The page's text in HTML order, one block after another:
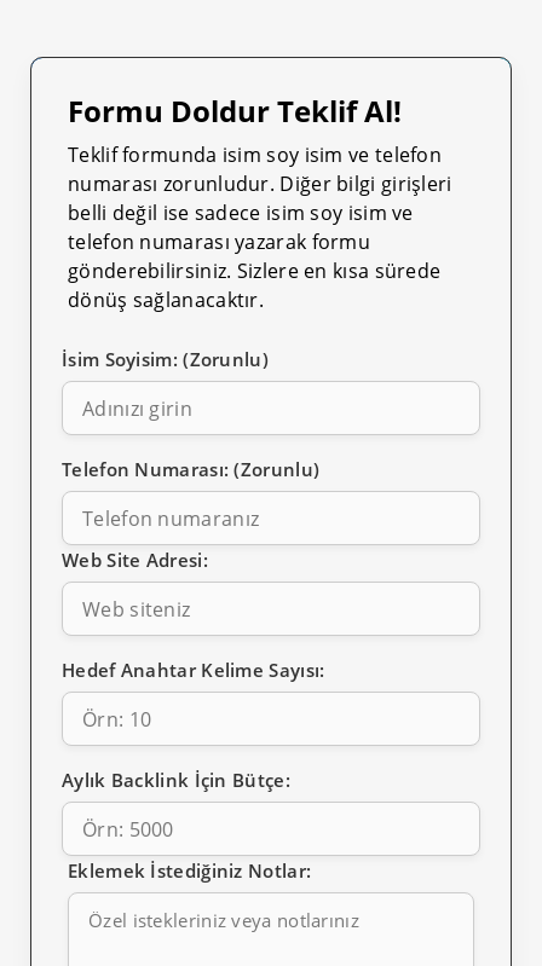
Formu Doldur Teklif Al!
Teklif formunda isim soy isim ve telefon
numarası zorunludur. Diğer bilgi girişleri
belli değil ise sadece isim soy isim ve
telefon numarası yazarak formu
gönderebilirsiniz. Sizlere en kısa sürede
dönüş sağlanacaktır.
İsim Soyisim: (Zorunlu)
Telefon Numarası: (Zorunlu)
Web Site Adresi:
Hedef Anahtar Kelime Sayısı:
Aylık Backlink İçin Bütçe:
Eklemek İstediğiniz Notlar: